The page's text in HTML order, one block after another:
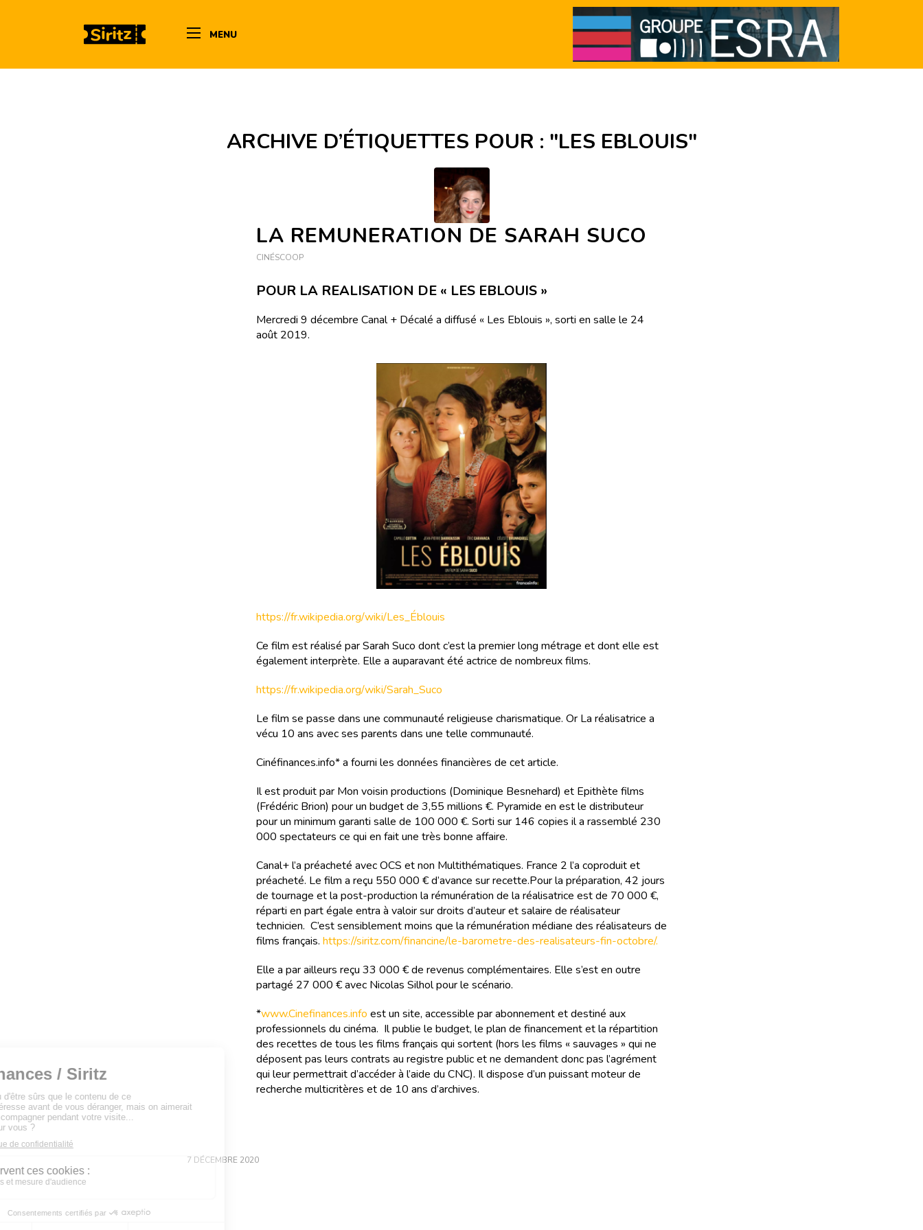
MENU
ARCHIVE D’ÉTIQUETTES POUR : "LES EBLOUIS"
LA REMUNERATION DE SARAH SUCO
CINÉSCOOP
POUR LA REALISATION DE « LES EBLOUIS »
Mercredi 9 décembre Canal + Décalé a diffusé « Les Eblouis », sorti en salle le 24
août 2019.
https://fr.wikipedia.org/wiki/Les_Éblouis
Ce film est réalisé par Sarah Suco dont c’est la premier long métrage et dont elle est
également interprète. Elle a auparavant été actrice de nombreux films.
https://fr.wikipedia.org/wiki/Sarah_Suco
Le film se passe dans une communauté religieuse charismatique. Or La réalisatrice a
vécu 10 ans avec ses parents dans une telle communauté.
Cinéfinances.info* a fourni les données financières de cet article.
Il est produit par Mon voisin productions (Dominique Besnehard) et Epithète films
(Frédéric Brion) pour un budget de 3,55 millions €. Pyramide en est le distributeur
pour un minimum garanti salle de 100 000 €. Sorti sur 146 copies il a rassemblé 230
000 spectateurs ce qui en fait une très bonne affaire.
Canal+ l’a préacheté avec OCS et non Multithématiques. France 2 l’a coproduit et
préacheté. Le film a reçu 550 000 € d’avance sur recette.Pour la préparation, 42 jours
de tournage et la post-production la rémunération de la réalisatrice est de 70 000 €,
réparti en part égale entra à valoir sur droits d’auteur et salaire de réalisateur
technicien. C’est sensiblement moins que la rémunération médiane des réalisateurs de
films français. https://siritz.com/financine/le-barometre-des-realisateurs-fin-octobre/.
Elle a par ailleurs reçu 33 000 € de revenus complémentaires. Elle s’est en outre
partagé 27 000 € avec Nicolas Silhol pour le scénario.
*www.Cinefinances.info est un site, accessible par abonnement et destiné aux
professionnels du cinéma. Il publie le budget, le plan de financement et la répartition
des recettes de tous les films français qui sortent (hors les films « sauvages » qui ne
déposent pas leurs contrats au registre public et ne demandent donc pas l’agrément
qui leur permettrait d’accéder à l’aide du CNC). Il dispose d’un puissant moteur de
recherche multicritères et de 10 ans d’archives.
7 DÉCEMBRE 2020